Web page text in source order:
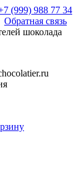
(999) 988 77 34
Обратная связь
шоколада